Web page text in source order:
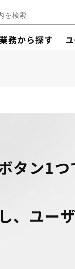
務から探す
ン1つ
、ユー